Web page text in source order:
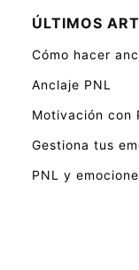
ÚLTIMOS
Cómo hacer
Anclaje PNL
Motivación con
Gestiona tus
PNL y